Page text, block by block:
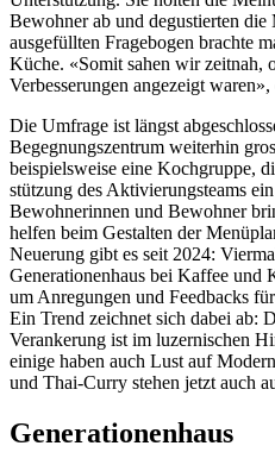
Bewohner ab und degustierten die
ausgefüllten Fragebogen ­brachte
Küche. «Somit sahen wir ­zeitnah,
Verbesserungen angezeigt
Die Umfrage ist längst
Begegnungszentrum weiterhin
beispielsweise eine Kochgruppe,
stützung des Aktivierungsteams
Bewohnerinnen und Bewohner
helfen beim Gestalten der
Neuerung gibt es seit 2024:
Generationenhaus bei Kaffee und
um Anregungen und Feedbacks
Ein Trend zeichnet sich dabei ab:
Verankerung ist im luzernischen
einige haben auch Lust auf
und ­Thai-Curry stehen jetzt auch
Generationenhaus